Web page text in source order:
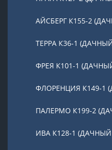
АЙСБЕРГ К155-2
ТЕРРА К36-1
ФРЕЯ К101-1
ФЛОРЕНЦИЯ К149-1
ПАЛЕРМО К199-2
ИВА К128-1